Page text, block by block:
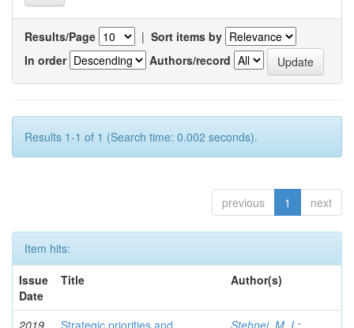
Results/Page | Sort items by
In order
Authors/record
Results 1-1 of 1 (Search time: 0.002 seconds).
previous 1 next
Item hits:
Issue
Date
Title Author(s)
2019
Strategic priorities and
Stehnei, M. I.;